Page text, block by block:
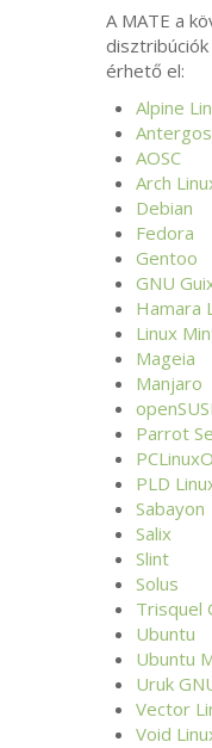
A MATE a
disztribúciók
érhető el:
Alpine
Antergos
AOSC
Arch
Debian
Fedora
Gentoo
GNU
Hamara
Linux
Mageia
Manjaro
Parrot
PLD
Sabayon
Salix
Slint
Solus
Trisquel
Ubuntu
Ubuntu
Uruk
Vector
Void